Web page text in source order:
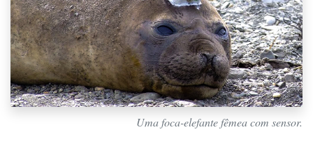
Uma foca-elefante fêmea com sensor.